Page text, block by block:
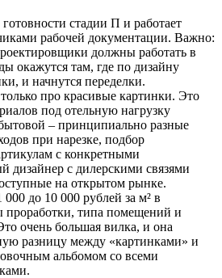
стадии П и работает
рабочей документации. Важно:
должны работать в
окажутся там, где по дизайну
и начнутся переделки.
про красивые картинки. Это
под отельную нагрузку
– принципиально разные
при нарезке, подбор
с конкретными
с дилерскими связями
на открытом рынке.
до 10 000 рублей за м² в
проработки, типа помещений и
очень большая вилка, и она
разницу между «картинками» и
альбомом со всеми